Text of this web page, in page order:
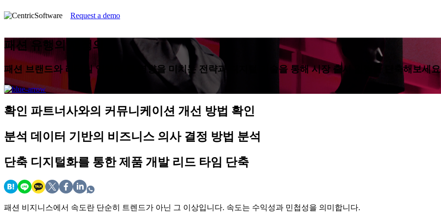
Request a demo
패션 유행의 재정의
패션 브랜드와 리테일 업체에 큰 영향을 미치는 전략과 디지털 기술을 통해 시장 출시 일정을 단축해보세
확인 파트너사와의 커뮤니케이션 개선 방법 확인
분석 데이터 기반의 비즈니스 의사 결정 방법 분석
단축 디지털화를 통한 제품 개발 리드 타임 단축
패션 비지니스에서 속도란 단순히 트렌드가 아닌 그 이상입니다. 속도는 수익성과 민첩성을 의미합니다.